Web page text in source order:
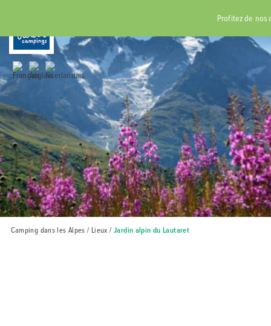
RÉSERVER
Camping dans les Alpes / Lieux / Jardin alpin du Lautaret
Profitez de nos